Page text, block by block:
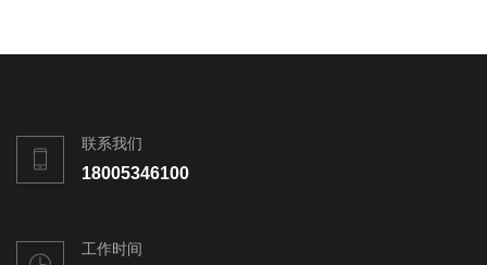
联系我们
18005346100
工作时间